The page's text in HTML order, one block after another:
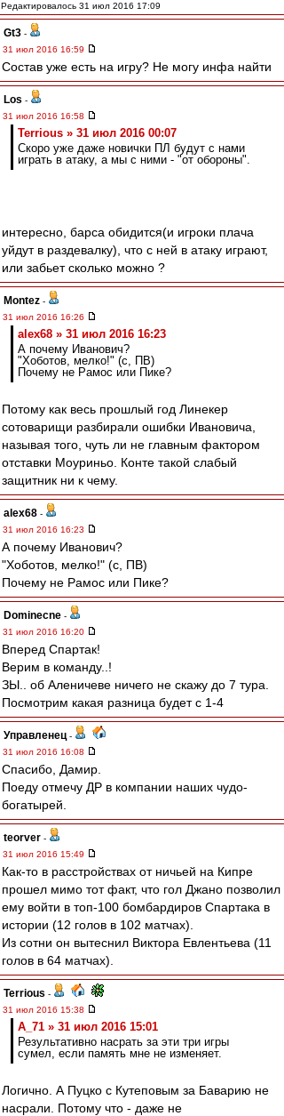
Редактировалось 31 июл 2016 17:09
Gt3 -
31 июл 2016 16:59
Состав уже есть на игру? Не могу инфа найти
Los -
31 июл 2016 16:58
Terrious » 31 июл 2016 00:07
Скоро уже даже новички ПЛ будут с нами
играть в атаку, а мы с ними - "от обороны".
интересно, барса обидится(и игроки плача
уйдут в раздевалку), что с ней в атаку играют,
или забьет сколько можно ?
Montez -
31 июл 2016 16:26
alex68 » 31 июл 2016 16:23
А почему Иванович?
"Хоботов, мелко!" (с, ПВ)
Почему не Рамос или Пике?
Потому как весь прошлый год Линекер
сотоварищи разбирали ошибки Ивановича,
называя того, чуть ли не главным фактором
отставки Моуриньо. Конте такой слабый
защитник ни к чему.
alex68 -
31 июл 2016 16:23
А почему Иванович?
"Хоботов, мелко!" (с, ПВ)
Почему не Рамос или Пике?
Dominecne -
31 июл 2016 16:20
Вперед Спартак!
Верим в команду..!
ЗЫ.. об Аленичеве ничего не скажу до 7 тура.
Посмотрим какая разница будет с 1-4
Управленец -
31 июл 2016 16:08
Спасибо, Дамир.
Поеду отмечу ДР в компании наших чудо-
богатырей.
teorver -
31 июл 2016 15:49
Как-то в расстройствах от ничьей на Кипре
прошел мимо тот факт, что гол Джано позволил
ему войти в топ-100 бомбардиров Спартака в
истории (12 голов в 102 матчах).
Из сотни он вытеснил Виктора Евлентьева (11
голов в 64 матчах).
Terrious -
31 июл 2016 15:38
A_71 » 31 июл 2016 15:01
Результативно насрать за эти три игры
сумел, если память мне не изменяет.
Логично. А Пуцко с Кутеповым за Баварию не
насрали. Потому что - даже не